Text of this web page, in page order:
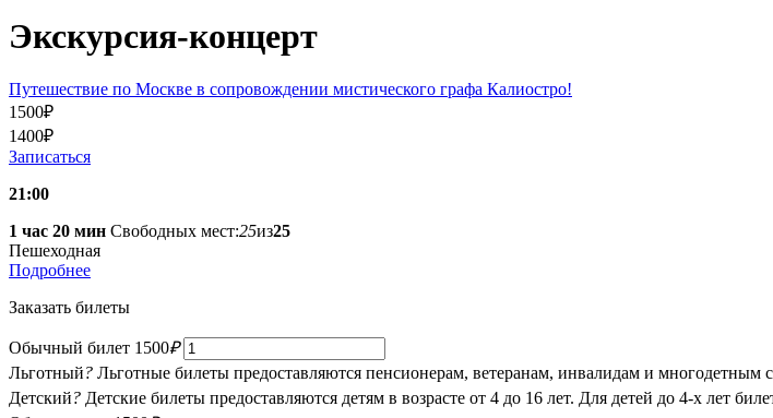
Экскурсия-концерт
Путешествие по Москве в сопровождении мистического графа Калиостро!
1500₽
1400₽
Записаться
21:00
1 час 20 мин Свободных мест:25из25
Пешеходная
Подробнее
Заказать билеты
Обычный билет 1500₽
Льготный? Льготные билеты предоставляются пенсионерам, ветеранам, инвалидам и многодетным
Детский? Детские билеты предоставляются детям в возрасте от 4 до 16 лет. Для детей до 4-х лет